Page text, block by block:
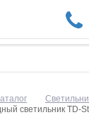
светильник TD-